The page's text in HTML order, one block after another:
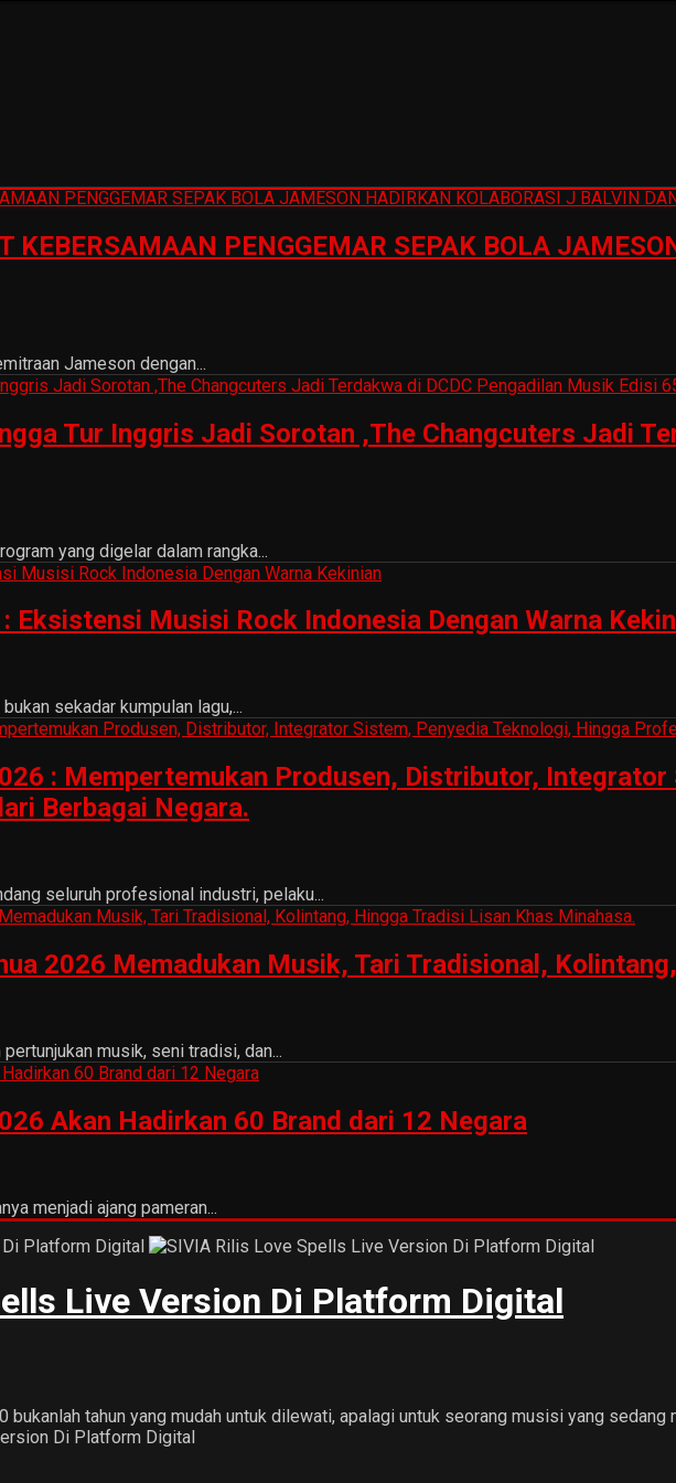
KEBERSAMAAN PENGGEMAR SEPAK BOLA
Jameson dengan...
Tur Inggris Jadi Sorotan ,The Changcuters Jadi
yang digelar dalam rangka...
Eksistensi Musisi Rock Indonesia Dengan Warna
sekadar kumpulan lagu,...
: Mempertemukan Produsen, Distributor,
Berbagai Negara.
seluruh profesional industri, pelaku...
2026 Memadukan Musik, Tari Tradisional,
musik, seni tradisi, dan...
Akan Hadirkan 60 Brand dari 12 Negara
menjadi ajang pameran...
Live Version Di Platform Digital
bukanlah tahun yang mudah untuk dilewati, apalagi untuk seorang musisi yang